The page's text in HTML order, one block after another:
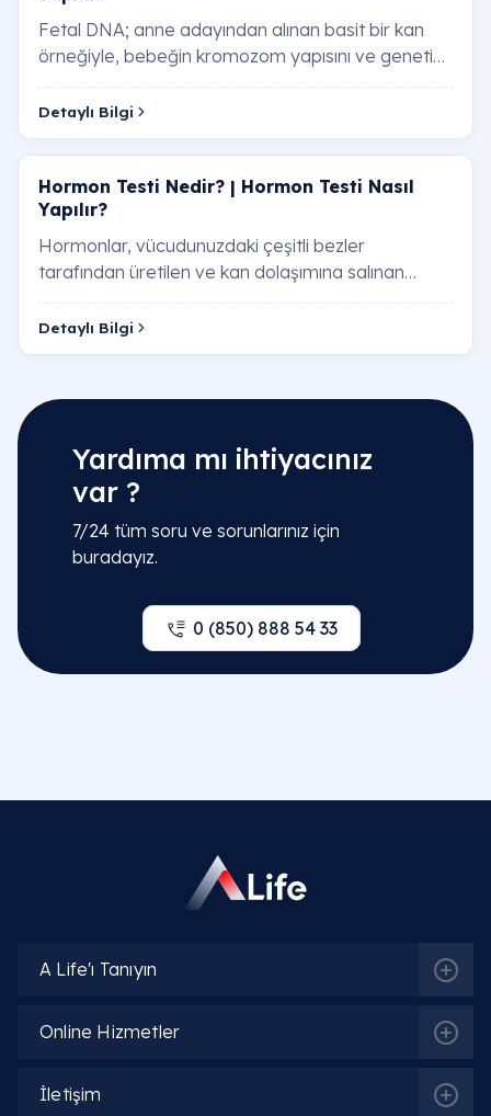
İlaç kullanımı testi etkiler mi?
Erken gebelik testi yapanların yorumları
İdrarda gebelik testi mi, kanda gebelik testi
mi?
Erken test pozitif çıktıktan sonra ne yapılmalı?
Ankarada gebelik kan testi nerede yapılır?
Fetal DNA; anne adayından alınan basit bir kan
örneğiyle, bebeğin kromozom yapısını ve genetik
sağlığını %99’un üzerinde doğruluk oranıyla i…
Detaylı Bilgi
Hormon Testi​ Nedir? | Hormon Testi​ Nasıl
Yapılır?
Hormonlar, vücudunuzdaki çeşitli bezler
tarafından üretilen ve kan dolaşımına salınan
kimyasal habercilerdir. Hormonlar, büyüme ve
gelişme, …
Detaylı Bilgi
Yardıma mı ihtiyacınız
var ?
7/24 tüm soru ve sorunlarınız için
buradayız.
0 (850) 888 54 33
A Life'ı Tanıyın
Online Hizmetler
İletişim